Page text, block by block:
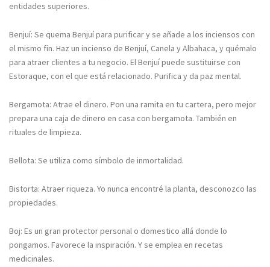
entidades superiores.
Benjuí: Se quema Benjuí para purificar y se añade a los inciensos con
el mismo fin. Haz un incienso de Benjuí, Canela y Albahaca, y quémalo
para atraer clientes a tu negocio. El Benjuí puede sustituirse con
Estoraque, con el que está relacionado. Purifica y da paz mental.
Bergamota: Atrae el dinero. Pon una ramita en tu cartera, pero mejor
prepara una caja de dinero en casa con bergamota. También en
rituales de limpieza.
Bellota: Se utiliza como símbolo de inmortalidad.
Bistorta: Atraer riqueza. Yo nunca encontré la planta, desconozco las
propiedades.
Boj: Es un gran protector personal o domestico allá donde lo
pongamos. Favorece la inspiración. Y se emplea en recetas
medicinales.